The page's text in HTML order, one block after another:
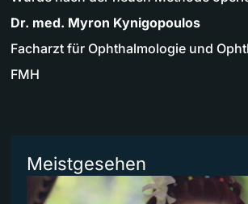
Dr. med. Myron Kynigopoulos
Facharzt für Ophthalmologie und
FMH
Meistgesehen